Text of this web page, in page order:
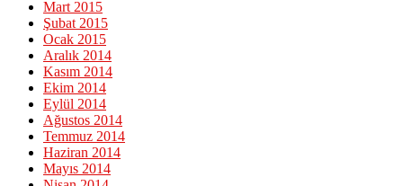
Mart 2015
Şubat 2015
Ocak 2015
Aralık 2014
Kasım 2014
Ekim 2014
Eylül 2014
Ağustos 2014
Temmuz 2014
Haziran 2014
Mayıs 2014